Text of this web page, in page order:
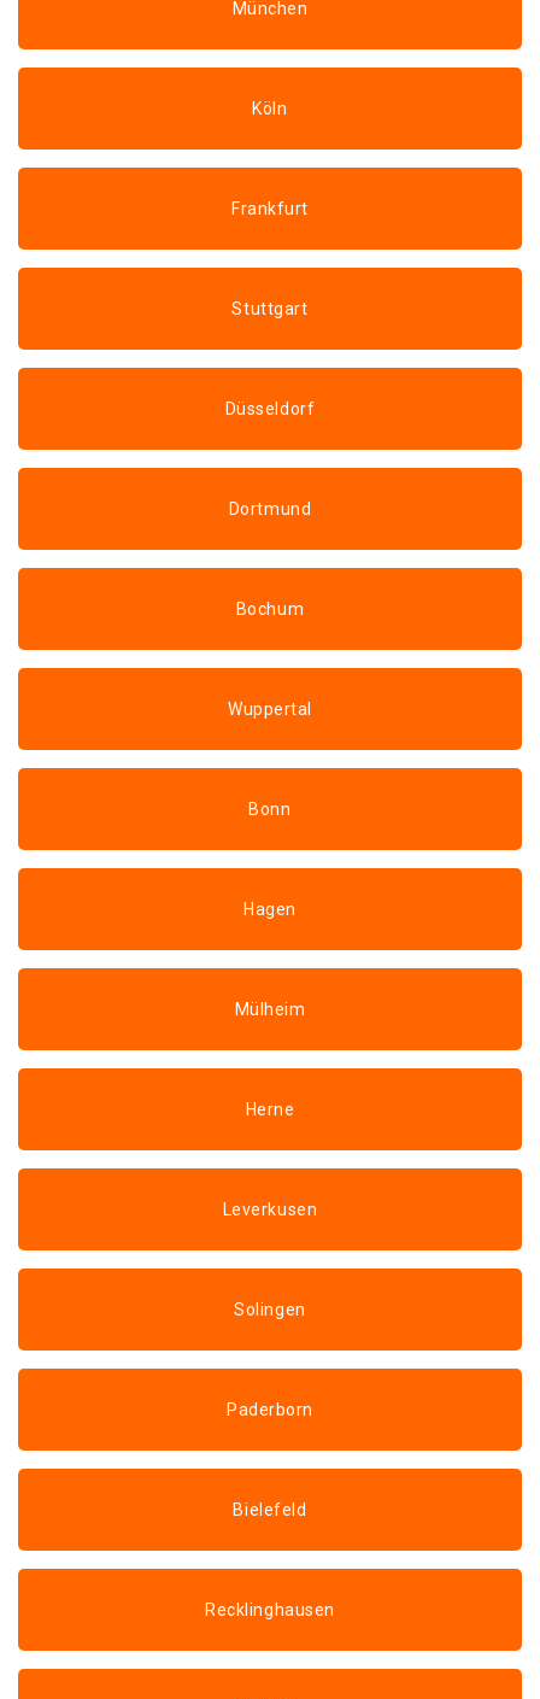
München
Köln
Frankfurt
Stuttgart
Düsseldorf
Dortmund
Bochum
Wuppertal
Bonn
Hagen
Mülheim
Herne
Leverkusen
Solingen
Paderborn
Bielefeld
Recklinghausen